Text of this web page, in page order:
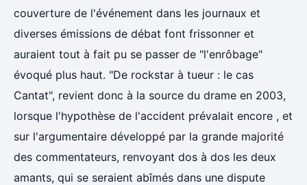
couverture de l'événement dans les journaux et
diverses émissions de débat font frissonner et
auraient tout à fait pu se passer de "l'enrôbage"
évoqué plus haut. "De rockstar à tueur : le cas
Cantat", revient donc à la source du drame en 2003,
lorsque l'hypothèse de l'accident prévalait encore , et
sur l'argumentaire développé par la grande majorité
des commentateurs, renvoyant dos à dos les deux
amants, qui se seraient abîmés dans une dispute